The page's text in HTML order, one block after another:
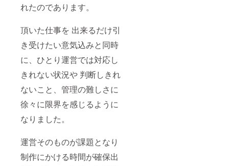
れたのであります。
頂いた仕事を 出来るだけ引
き受けたい意気込みと同時
に、ひとり運営では対応し
きれない状況や 判断しきれ
ないこと、管理の難しさに
徐々に限界を感じるように
なりました。
運営そのものが課題となり
制作にかける時間が確保出